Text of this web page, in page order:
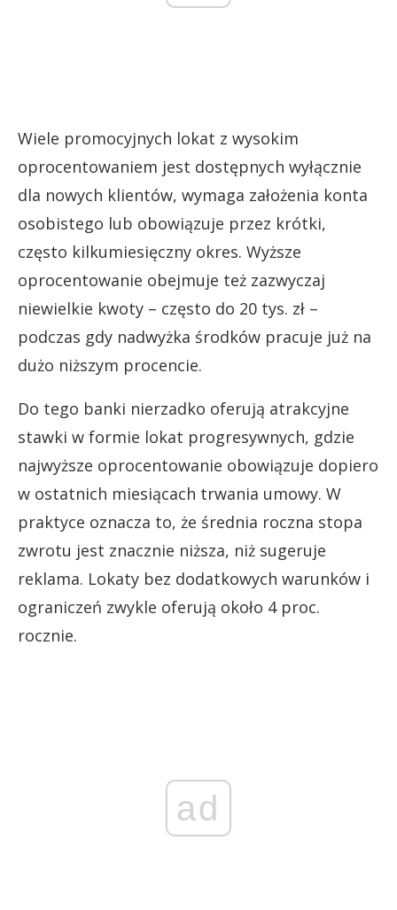
Wiele promocyjnych lokat z wysokim
oprocentowaniem jest dostępnych wyłącznie
dla nowych klientów, wymaga założenia konta
osobistego lub obowiązuje przez krótki,
często kilkumiesięczny okres. Wyższe
oprocentowanie obejmuje też zazwyczaj
niewielkie kwoty – często do 20 tys. zł –
podczas gdy nadwyżka środków pracuje już na
dużo niższym procencie.
Do tego banki nierzadko oferują atrakcyjne
stawki w formie lokat progresywnych, gdzie
najwyższe oprocentowanie obowiązuje dopiero
w ostatnich miesiącach trwania umowy. W
praktyce oznacza to, że średnia roczna stopa
zwrotu jest znacznie niższa, niż sugeruje
reklama. Lokaty bez dodatkowych warunków i
ograniczeń zwykle oferują około 4 proc.
rocznie.
ad